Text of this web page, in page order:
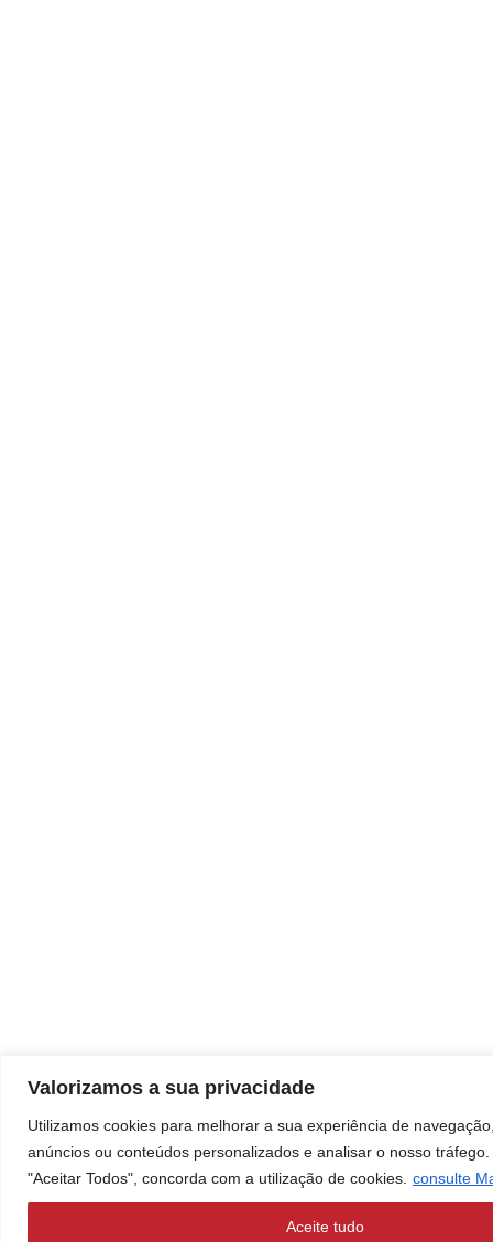
Valorizamos a sua privacidade
Utilizamos cookies para melhorar a sua experiência de
anúncios ou conteúdos personalizados e analisar o nosso tráfego.
"Aceitar Todos", concorda com a utilização de cookies. consulte
Aceite tudo